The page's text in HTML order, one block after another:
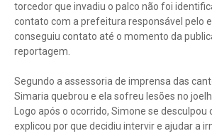
torcedor que invadiu o palco não foi
contato com a prefeitura responsável pelo
conseguiu contato até o momento da
reportagem.
Segundo a assessoria de imprensa das
Simaria quebrou e ela sofreu lesões no
Logo após o ocorrido, Simone se desculpou
explicou por que decidiu intervir e ajudar a